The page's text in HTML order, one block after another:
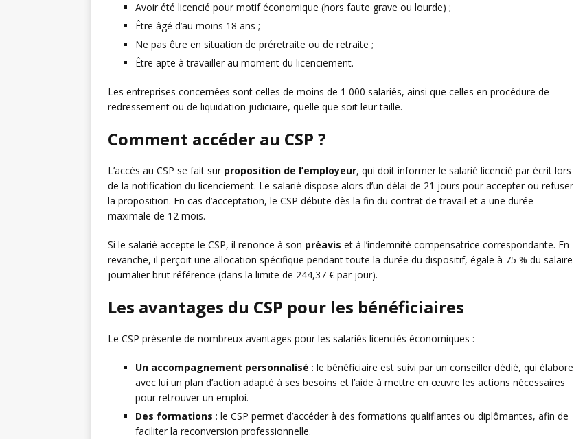
Avoir été licencié pour motif économique (hors faute grave ou lourde) ;
Être âgé d’au moins 18 ans ;
Ne pas être en situation de préretraite ou de retraite ;
Être apte à travailler au moment du licenciement.
Les entreprises concernées sont celles de moins de 1 000 salariés, ainsi que celles en procédure de
redressement ou de liquidation judiciaire, quelle que soit leur taille.
Comment accéder au CSP ?
L’accès au CSP se fait sur proposition de l’employeur, qui doit informer le salarié licencié par écrit lors
de la notification du licenciement. Le salarié dispose alors d’un délai de 21 jours pour accepter ou refuser
la proposition. En cas d’acceptation, le CSP débute dès la fin du contrat de travail et a une durée
maximale de 12 mois.
Si le salarié accepte le CSP, il renonce à son préavis et à l’indemnité compensatrice correspondante. En
revanche, il perçoit une allocation spécifique pendant toute la durée du dispositif, égale à 75 % du salaire
journalier brut référence (dans la limite de 244,37 € par jour).
Les avantages du CSP pour les bénéficiaires
Le CSP présente de nombreux avantages pour les salariés licenciés économiques :
Un accompagnement personnalisé : le bénéficiaire est suivi par un conseiller dédié, qui élabore
avec lui un plan d’action adapté à ses besoins et l’aide à mettre en œuvre les actions nécessaires
pour retrouver un emploi.
Des formations : le CSP permet d’accéder à des formations qualifiantes ou diplômantes, afin de
faciliter la reconversion professionnelle.